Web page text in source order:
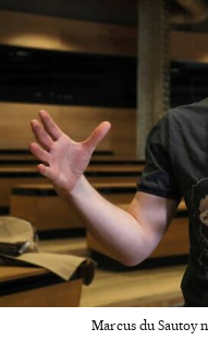
Marcus du Sautoy